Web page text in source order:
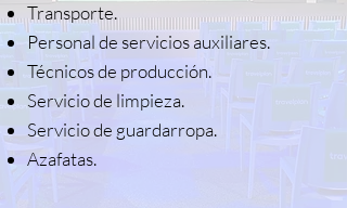
Transporte.
Personal de servicios auxiliares.
Técnicos de producción.
Servicio de limpieza.
Servicio de guardarropa.
Azafatas.